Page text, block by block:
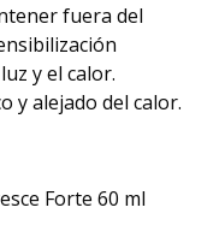
fuera del
y el calor.
y alejado del calor.
Forte 60 ml